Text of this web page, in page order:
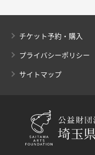
チケット予約・購入
プライバシーポリシー
サイトマップ